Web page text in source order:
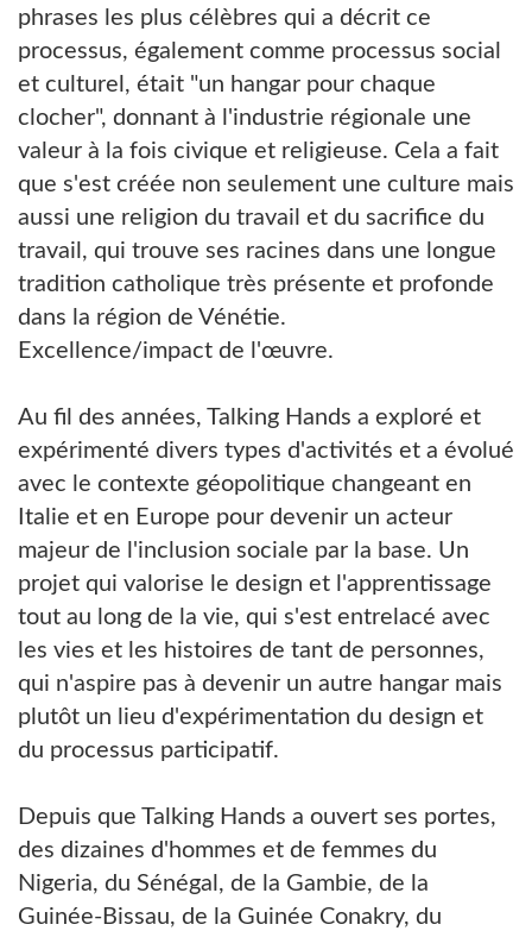
phrases les plus célèbres qui a décrit ce
processus, également comme processus social
et culturel, était "un hangar pour chaque
clocher", donnant à l'industrie régionale une
valeur à la fois civique et religieuse. Cela a fait
que s'est créée non seulement une culture mais
aussi une religion du travail et du sacrifice du
travail, qui trouve ses racines dans une longue
tradition catholique très présente et profonde
dans la région de Vénétie.
Excellence/impact de l'œuvre.
Au fil des années, Talking Hands a exploré et
expérimenté divers types d'activités et a évolué
avec le contexte géopolitique changeant en
Italie et en Europe pour devenir un acteur
majeur de l'inclusion sociale par la base. Un
projet qui valorise le design et l'apprentissage
tout au long de la vie, qui s'est entrelacé avec
les vies et les histoires de tant de personnes,
qui n'aspire pas à devenir un autre hangar mais
plutôt un lieu d'expérimentation du design et
du processus participatif.
Depuis que Talking Hands a ouvert ses portes,
des dizaines d'hommes et de femmes du
Nigeria, du Sénégal, de la Gambie, de la
Guinée-Bissau, de la Guinée Conakry, du